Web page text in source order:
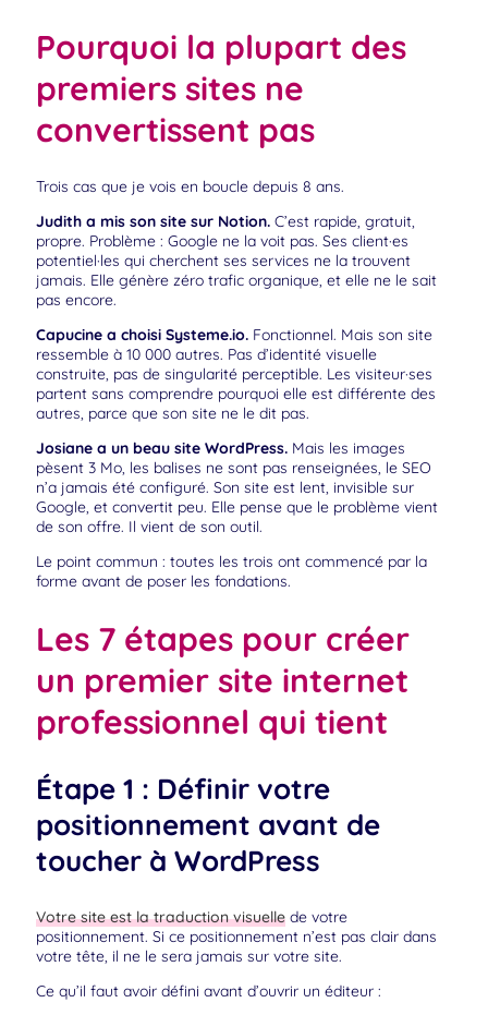
Pourquoi la plupart des
premiers sites ne
convertissent pas
Trois cas que je vois en boucle depuis 8 ans.
Judith a mis son site sur Notion. C’est rapide, gratuit,
propre. Problème : Google ne la voit pas. Ses client·es
potentiel·les qui cherchent ses services ne la trouvent
jamais. Elle génère zéro trafic organique, et elle ne le sait
pas encore.
Capucine a choisi Systeme.io. Fonctionnel. Mais son site
ressemble à 10 000 autres. Pas d’identité visuelle
construite, pas de singularité perceptible. Les visiteur·ses
partent sans comprendre pourquoi elle est différente des
autres, parce que son site ne le dit pas.
Josiane a un beau site WordPress. Mais les images
pèsent 3 Mo, les balises ne sont pas renseignées, le SEO
n’a jamais été configuré. Son site est lent, invisible sur
Google, et convertit peu. Elle pense que le problème vient
de son offre. Il vient de son outil.
Le point commun : toutes les trois ont commencé par la
forme avant de poser les fondations.
Les 7 étapes pour créer
un premier site internet
professionnel qui tient
Étape 1 : Définir votre
positionnement avant de
toucher à WordPress
Votre site est la traduction visuelle de votre
positionnement. Si ce positionnement n’est pas clair dans
votre tête, il ne le sera jamais sur votre site.
Ce qu’il faut avoir défini avant d’ouvrir un éditeur :